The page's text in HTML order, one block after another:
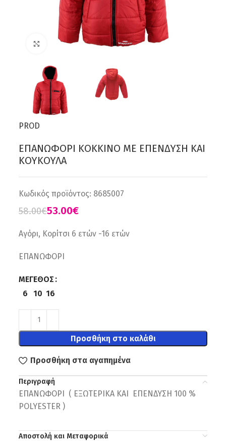
Click to enlarge
PROD
ΕΠΑΝΩΦΟΡΙ ΚΟΚΚΙΝΟ ΜΕ ΕΠΕΝΔΥΣΗ ΚΑΙ
ΚΟΥΚΟΥΛΑ
Κωδικός προϊόντος: 8685007
58.00€53.00€
Αγόρι, Κορίτσι 6 ετών -16 ετών
ΕΠΑΝΩΦΟΡΙ
ΜΈΓΕΘΟΣ
6
10 16
Προσθήκη στο καλάθι
Προσθήκη στα αγαπημένα
Περιγραφή
ΕΠΑΝΩΦΟΡΙ ( ΕΞΩΤΕΡΙΚΑ ΚΑΙ ΕΠΕΝΔΥΣΗ 100 %
POLYESTER )
Αποστολή και Μεταφορικά